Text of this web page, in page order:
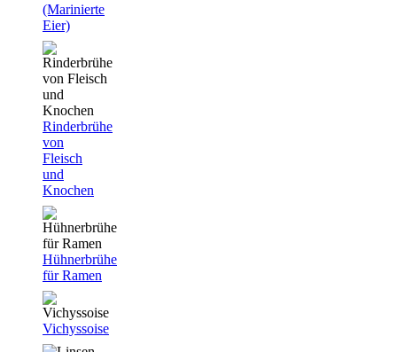
(Marinierte
Eier)
Rinderbrühe
von
Fleisch
und
Knochen
Hühnerbrühe
für Ramen
Vichyssoise